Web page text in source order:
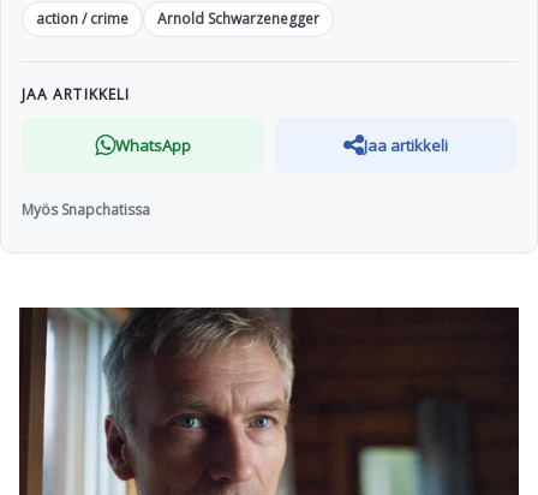
action / crime
Arnold Schwarzenegger
JAA ARTIKKELI
WhatsApp Jaa artikkeli
Myös Snapchatissa